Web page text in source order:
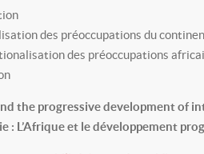
des préoccupations du
des préoccupations
the progressive development of
: L’Afrique et le développement